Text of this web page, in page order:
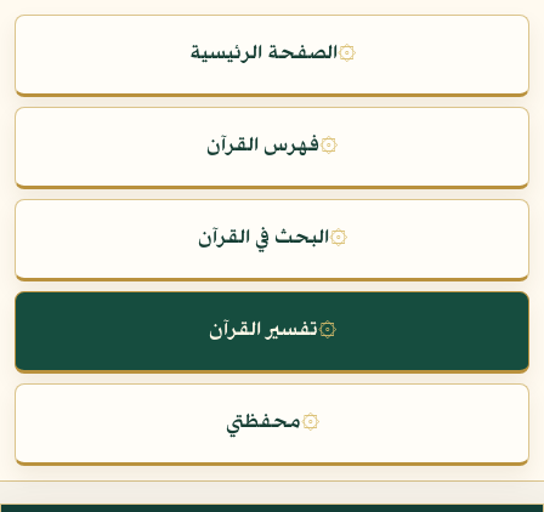
۞الصفحة الرئيسية
۞فهرس القرآن
۞البحث في القرآن
۞تفسير القرآن
۞محفظتي